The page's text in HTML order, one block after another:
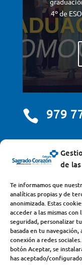
de
Te informamos que
analíticas propias y de
anonimizada. Estas
acceder a las mismas
seguridad, personalizar
basada en tu
conexión a redes
botón Aceptar, se
has aceptado/
4º de
 979
Colegio y
Avda. Castilla y
(Palencia) –